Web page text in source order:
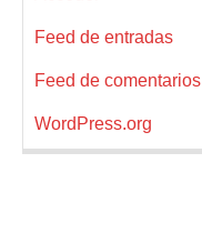
Feed de entradas
Feed de comentarios
WordPress.org